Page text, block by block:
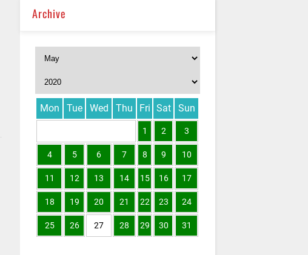
Archive
Mon Tue Wed Thu Fri Sat Sun
1 2 3
4 5 6 7 8 9 10
11 12 13 14 15 16 17
18 19 20 21 22 23 24
25 26 27 28 29 30 31